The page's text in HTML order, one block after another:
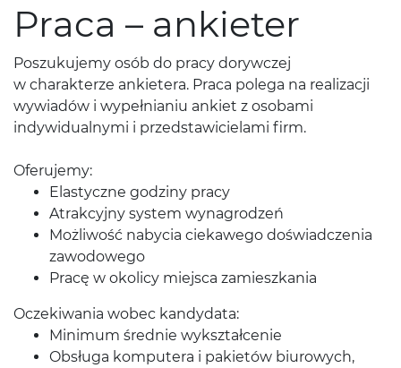
Praca – ankieter
Poszukujemy osób do pracy dorywczej
w charakterze ankietera. Praca polega na realizacji
wywiadów i wypełnianiu ankiet z osobami
indywidualnymi i przedstawicielami firm.
Oferujemy:
Elastyczne godziny pracy
Atrakcyjny system wynagrodzeń
Możliwość nabycia ciekawego doświadczenia
zawodowego
Pracę w okolicy miejsca zamieszkania
Oczekiwania wobec kandydata:
Minimum średnie wykształcenie
Obsługa komputera i pakietów biurowych,